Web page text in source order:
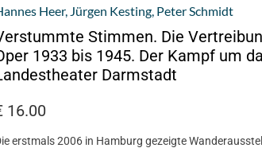
Heer, Jürgen Kesting, Peter Schmidt
Stimmen. Die
1933 bis 1945. Der Kampf um
Darmstadt
16.00
erstmals 2006 in Hamburg gezeigte